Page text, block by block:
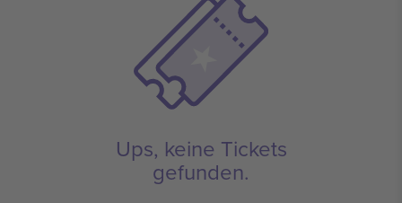
Ups, keine Tickets
gefunden.